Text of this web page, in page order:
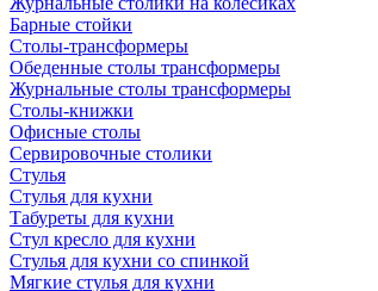
Барные стойки
Столы-трансформеры
Обеденные столы трансформеры
Журнальные столы трансформеры
Столы-книжки
Офисные столы
Сервировочные столики
Стулья
Стулья для кухни
Табуреты для кухни
Стул кресло для кухни
Стулья для кухни со спинкой
Мягкие стулья для кухни